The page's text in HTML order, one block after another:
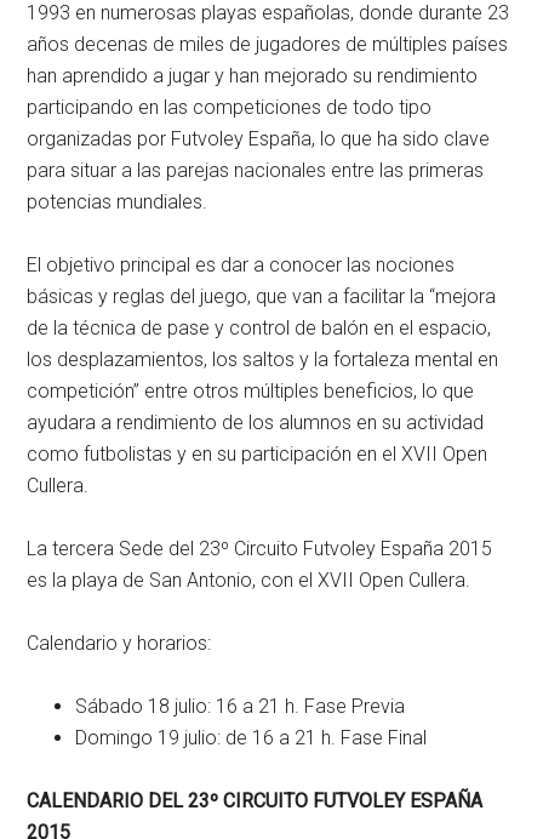
1993 en numerosas playas españolas, donde durante 23
años decenas de miles de jugadores de múltiples países
han aprendido a jugar y han mejorado su rendimiento
participando en las competiciones de todo tipo
organizadas por Futvoley España, lo que ha sido clave
para situar a las parejas nacionales entre las primeras
potencias mundiales.
El objetivo principal es dar a conocer las nociones
básicas y reglas del juego, que van a facilitar la “mejora
de la técnica de pase y control de balón en el espacio,
los desplazamientos, los saltos y la fortaleza mental en
competición” entre otros múltiples beneficios, lo que
ayudara a rendimiento de los alumnos en su actividad
como futbolistas y en su participación en el XVII Open
Cullera.
La tercera Sede del 23º Circuito Futvoley España 2015
es la playa de San Antonio, con el XVII Open Cullera.
Calendario y horarios:
Sábado 18 julio: 16 a 21 h. Fase Previa
Domingo 19 julio: de 16 a 21 h. Fase Final
CALENDARIO DEL 23º CIRCUITO FUTVOLEY ESPAÑA
2015